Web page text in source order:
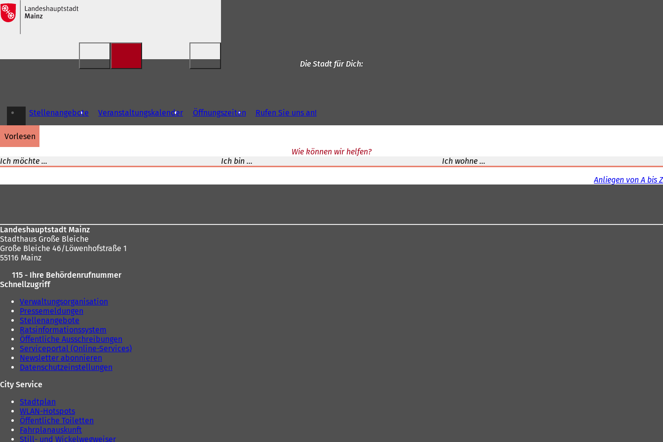
Inhalt anspringen
Die Stadt für Dich
Stellenangebote Veranstaltungskalender Öffnungszeiten Rufen Sie uns an!
vorlesen
Wie können wir helfen?
Ich möchte ...
Ich bin ...
Ich wohne ...
Anliegen von A bis Z
Landeshauptstadt Mainz
Stadthaus Große Bleiche
Große Bleiche 46/Löwenhofstraße 1
55116 Mainz
115 - Ihre Behördenrufnummer
Schnellzugriff
Verwaltungsorganisation
Pressemeldungen
Stellenangebote
Ratsinformationssystem
Öffentliche Ausschreibungen
Serviceportal (Online-Services)
Newsletter abonnieren
Datenschutzeinstellungen
City Service
Stadtplan
WLAN-Hotspots
Öffentliche Toiletten
Fahrplanauskunft
Still- und Wickelwegweiser